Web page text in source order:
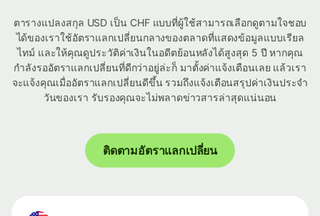
ตารางแปลงสกุล USD เป็น CHF แบบที่ผู้ใช้สามารถเลือกดูตามใจชอบ
ได้ของเราใช้อัตราแลกเปลี่ยนกลางของตลาดที่แสดงข้อมูลแบบเรียล
ไทม์ และให้คุณดูประวัติค่าเงินในอดีตย้อนหลังได้สูงสุด 5 ปี หากคุณ
กำลังรออัตราแลกเปลี่ยนที่ดีกว่าอยู่ล่ะก็ มาตั้งค่าแจ้งเตือนเลย แล้วเรา
จะแจ้งคุณเมื่ออัตราแลกเปลี่ยนดีขึ้น รวมถึงแจ้งเตือนสรุปค่าเงินประจำ
วันของเรา รับรองคุณจะไม่พลาดข่าวสารล่าสุดแน่นอน
ติดตามอัตราแลกเปลี่ยน